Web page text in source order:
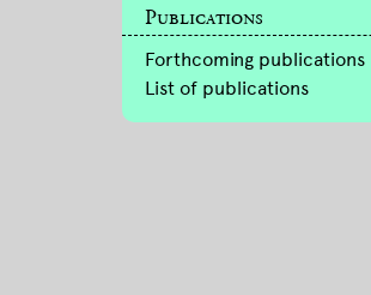
Publications
Forthcoming publications
List of publications